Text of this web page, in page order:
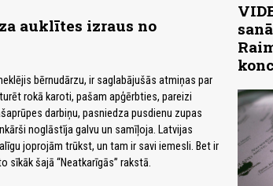
auklītes izraus no
bērnudārzu, ir saglabājušās atmiņas par
rokā karoti, pašam apģērbties, pareizi
darbiņu, pasniedza pusdienu zupas
noglāstīja galvu un samīļoja. Latvijas
joprojām trūkst, un tam ir savi iemesli. Bet ir
sīkāk šajā “Neatkarīgās” rakstā.